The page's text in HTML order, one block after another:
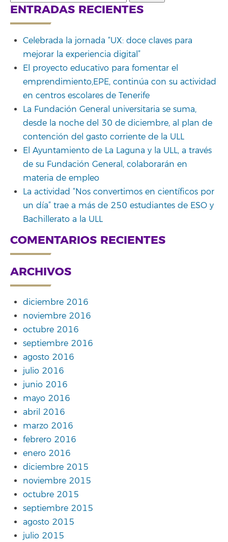
for:
ENTRADAS RECIENTES
Celebrada la jornada “UX: doce claves para
mejorar la experiencia digital”
El proyecto educativo para fomentar el
emprendimiento,EPE, continúa con su actividad
en centros escolares de Tenerife
La Fundación General universitaria se suma,
desde la noche del 30 de diciembre, al plan de
contención del gasto corriente de la ULL
El Ayuntamiento de La Laguna y la ULL, a través
de su Fundación General, colaborarán en
materia de empleo
La actividad “Nos convertimos en científicos por
un día” trae a más de 250 estudiantes de ESO y
Bachillerato a la ULL
COMENTARIOS RECIENTES
ARCHIVOS
diciembre 2016
noviembre 2016
octubre 2016
septiembre 2016
agosto 2016
julio 2016
junio 2016
mayo 2016
abril 2016
marzo 2016
febrero 2016
enero 2016
diciembre 2015
noviembre 2015
octubre 2015
septiembre 2015
agosto 2015
julio 2015